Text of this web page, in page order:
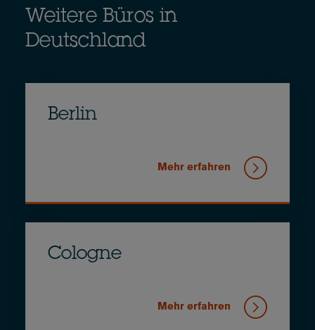
Weitere Büros in
Deutschland
Berlin
Mehr erfahren
Cologne
Mehr erfahren